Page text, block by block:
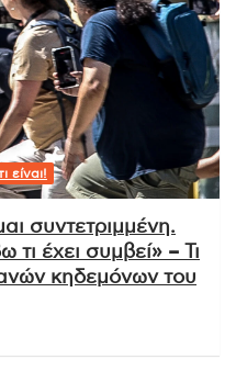
είναι!
συντετριμμένη.
έχει συμβεί» – Τι
κηδεμόνων του